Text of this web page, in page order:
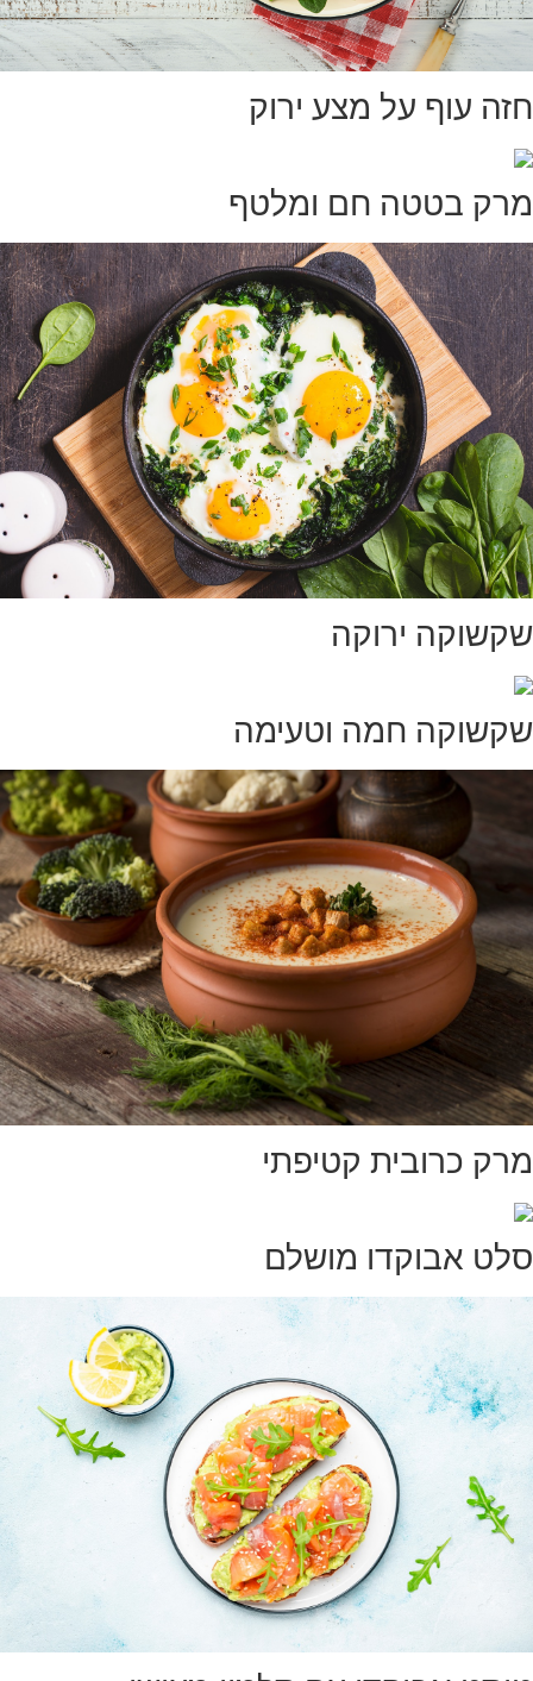
חזה עוף על מצע ירוק
מרק בטטה חם ומלטף
שקשוקה ירוקה
שקשוקה חמה וטעימה
מרק כרובית קטיפתי
סלט אבוקדו מושלם